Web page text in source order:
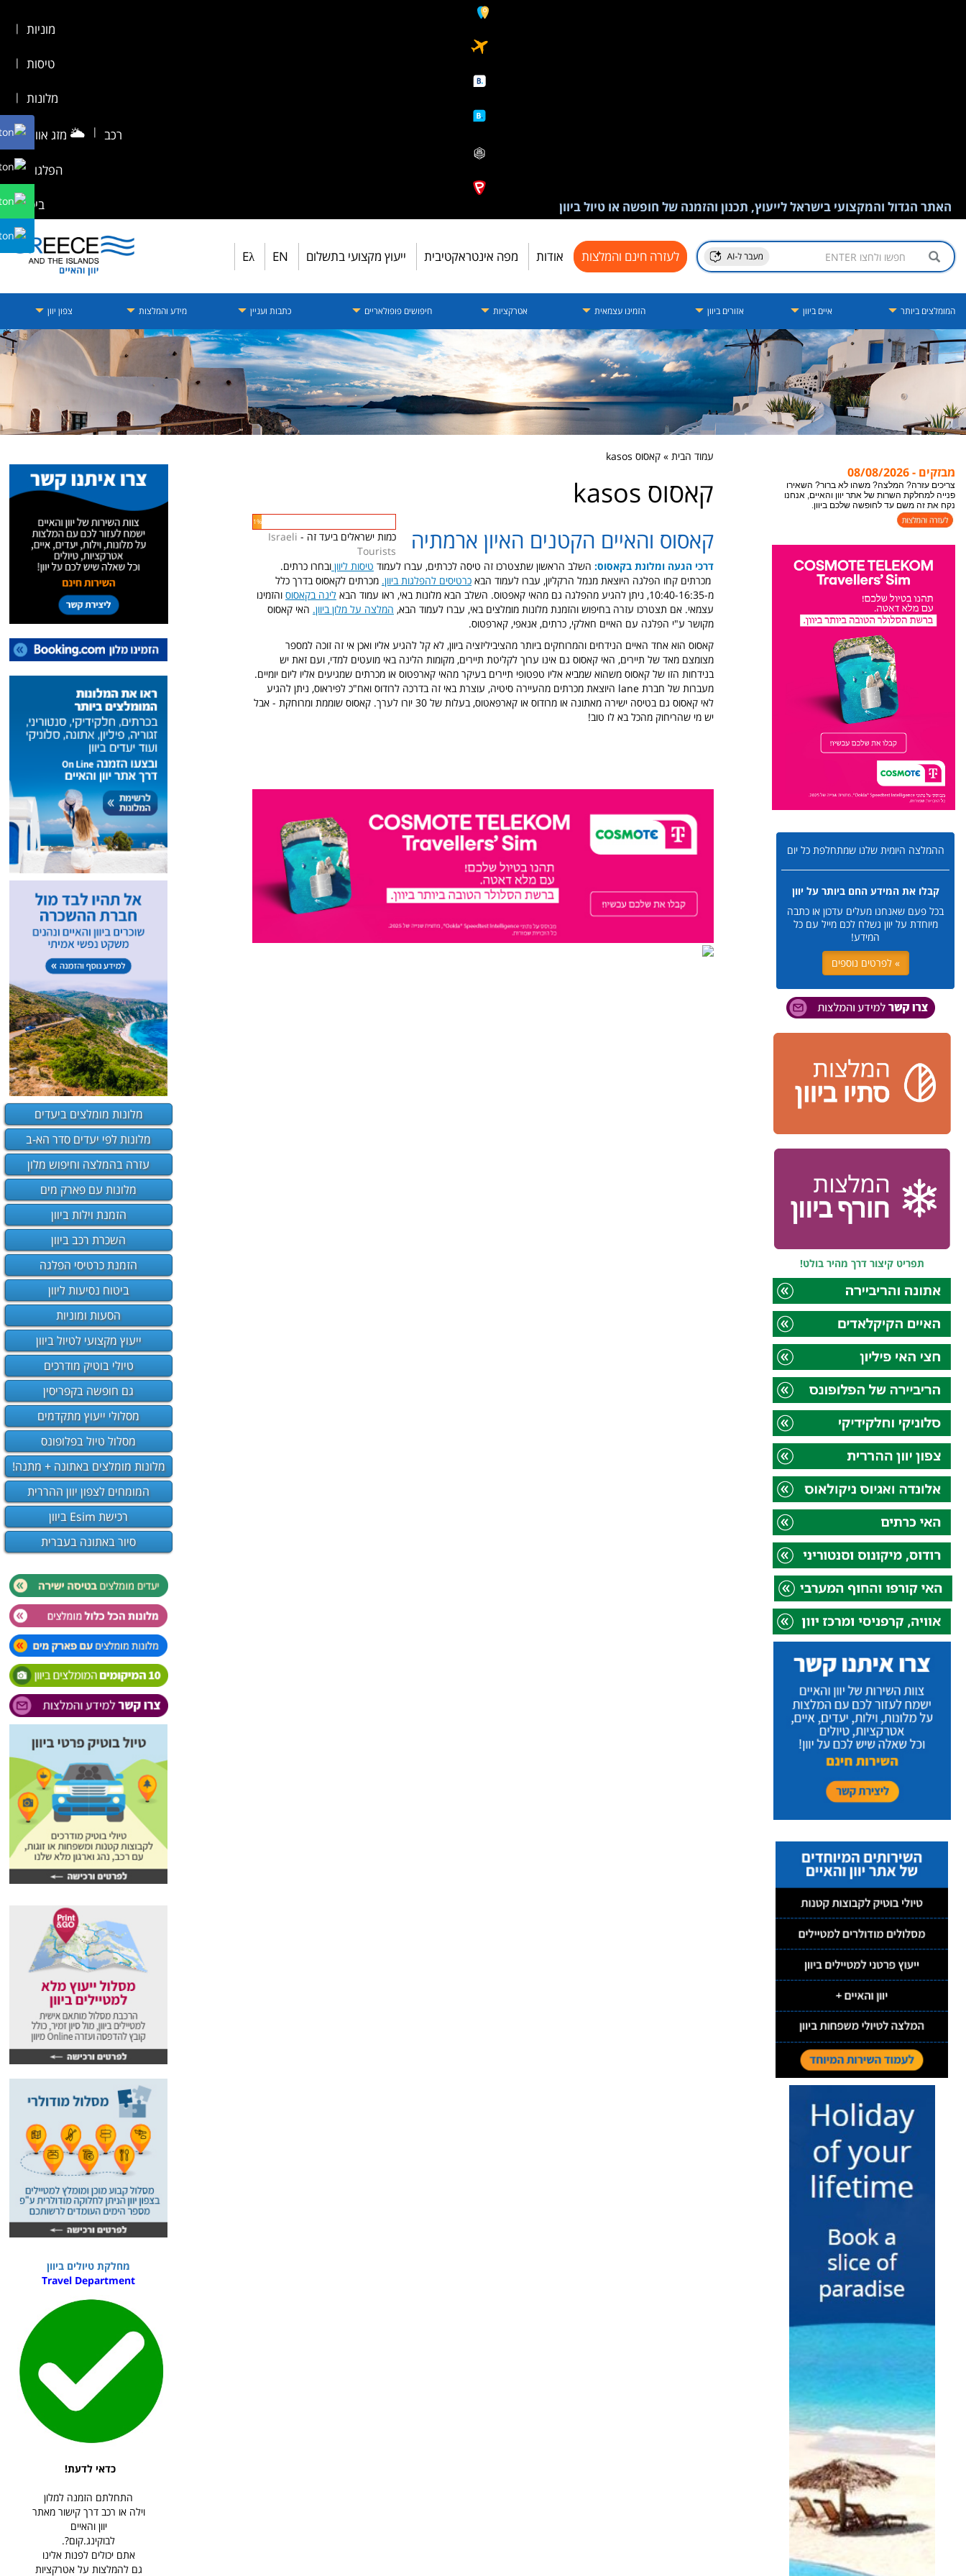
מוניות |
טיסות |
מלונות |
רכב |
🌥️ מזג אוויר |
הפלגות |
ביטוח האתר הגדול והמקצועי בישראל לייעוץ, תכנון והזמנה של חופשה או טיול ביוון
לעזרה חינם והמלצות אודות מפה אינטראקטיבית ייעוץ מקצועי בתשלום EN
Eλ
המומלצים ביותר איים ביוון אזורים ביוון הזמינו עצמאית אטרקציות חיפושים פופולאריים כתבות ועניין מידע והמלצות צפון יוון
עמוד הבית » קאסוס kasos
מבזקים - 08/08/2026
צריכים עזרה? המלצה? משהו לא ברור? השאירו
פנייה למחלקת השרות של אתר יוון והאיים, אנחנו
נקח את זה משם עד לחופשה שלכם ביוון.
צופים, מומלץ לבצע ריפרש לעמוד "רענון".
ההמלצה היומית שלנו שמתחלפת כל יום
קבלו את המידע החם ביותר על יוון
בכל פעם שאנחנו מעלים עדכון או כתבה
מיוחדת על יוון נשלח לכם מייל עם כל
המידע!
» לפרטים נוספים
תפריט קיצור דרך מהיר בולט!
קאסוס kasos
1%
כמות ישראלים ביעד זה - Israeli
Tourists
קאסוס והאיים הקטנים האיון ארמתיה
דרכי הגעה ומלונת בקאסוס: השלב הראשון שתצטרכו זה טיסה לכרתים, עברו לעמוד טיסות ליוון ובחרו כרתים.
מכרתים קחו הפלגה היוצאת מנמל הרקליון, עברו לעמוד הבא כרטיסים להפלגות ביוון. מכרתים לקאסוס בדרך כלל
מ-10:40-16:35, ניתן להגיע מהפלגה גם מהאי קאפטוס. השלב הבא מלונות באי, ראו עמוד הבא
לינה בקאסוס והזמינו
עצמאי. אם תצטרכו עזרה בחיפוש והזמנת מלונות מומלצים באי, עברו לעמוד הבא, המלצה על מלון ביוון. האי קאסוס
מקושר ע"י הפלגה עם האיים חאלקי, כרתים, אנאפי, קארפטוס.
קאסוס הוא אחד האיים הנידחים והמרוחקים ביותר מהציביליזציה ביוון, לא קל להגיע אליו ואכן אי זה זוכה למספר
מצומצם מאד של תיירים, האי קאסוס גם אינו ערוך לקליטת תיירים, מקומות הלינה באי מועטים למדי, ועם זאת יש
בנידחות הזו של קאסוס משהוא שמביא אליו טפטופי תיירים בעיקר מהאי קארפטוס או מכרתים שמגיעים אליו ליום יומיים.
מעברות של חברת lane היוצאת מכרתים מהעיירה סיטיה, עוצרת באי זה בדרכה לרודוס ואח"כ לפיראוס, ניתן להגיע
לאי קאסוס גם בטיסה ישירה מאתונה או מרודוס או קארפאטוס, בעלות של 30 יורו לערך.
קאסוס שוממת ומרוחקת - אבל
יש מי שהריחוק מהכל בא לו טוב!
מלונות מומלצים ביעדים
מלונות לפי יעדים סדר הא-ב
עזרה בהמלצה וחיפוש מלון
מלונות עם פארק מים
הזמנת וילות ביוון
השכרת רכב ביוון
הזמנת כרטיסי הפלגה
ביטוח נסיעות ליוון
הסעות ומוניות
ייעוץ מקצועי לטיול ביוון
טיולי בוטיק מודרכים
גם חופשה בקפריסין
מסלולי ייעוץ מתקדמים
מסלול טיול בפלופונס
מלונות מומלצים באתונה + מתנה!
המומחים לצפון יוון ההררית
רכישת Esim ביוון
סיור באתונה בעברית
מחלקת טיולים ביוון
Travel Department
כדאי לדעת!
התחלתם הזמנה למלון
וילה או רכב דרך קישור מאתר
יוון והאיים
לבוקינג.קום?.
אתם יכולים לפנות אלינו
גם להמלצות על אטרקציות